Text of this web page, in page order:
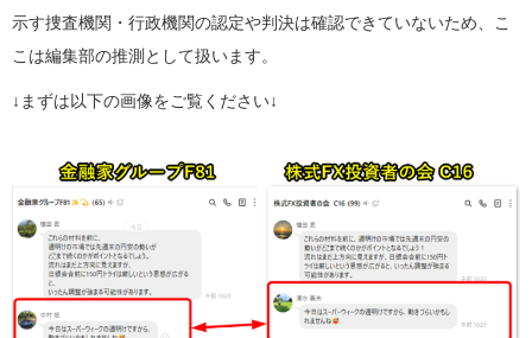
示す捜査機関・行政機関の認定や判決は確認できていないため、こ
こは編集部の推測として扱います。
↓まずは以下の画像をご覧ください↓